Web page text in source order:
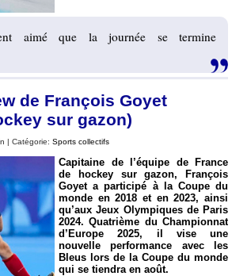
aimé que la journée se termine
de François Goyet
sur gazon)
| Catégorie: Sports collectifs
Capitaine de l’équipe de France
de hockey sur gazon, François
Goyet a participé à la Coupe du
monde en 2018 et en 2023, ainsi
qu’aux Jeux Olympiques de Paris
2024. Quatrième du Championnat
d’Europe 2025, il vise une
nouvelle performance avec les
Bleus lors de la Coupe du monde
qui se tiendra en août.